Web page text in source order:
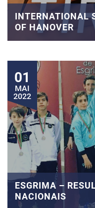
INTERNATIONAL
OF HANOVER
01
MAI
2022
ESGRIMA –
NACIONAIS